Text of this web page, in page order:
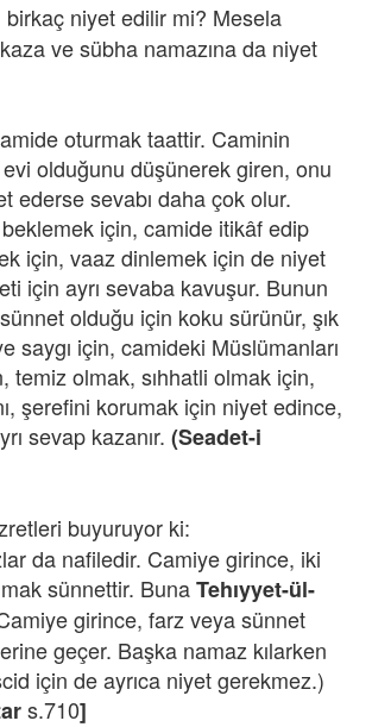
birkaç niyet edilir mi? Mesela
ve sübha namazına da niyet
oturmak taattir. Caminin
olduğunu düşünerek giren, onu
ederse sevabı daha çok olur.
beklemek için, camide itikâf edip
için, vaaz dinlemek için de niyet
için ayrı sevaba kavuşur. Bunun
olduğu için koku sürünür, şık
saygı için, camideki Müslümanları
temiz olmak, sıhhatli olmak için,
şerefini korumak için niyet edince,
sevap kazanır. (Seadet-i
buyuruyor ki:
da nafiledir. Camiye girince, iki
sünnettir. BunaTehıyyet-ül-
girince, farz veya sünnet
geçer. Başka namaz kılarken
için de ayrıca niyet gerekmez.)
s.710]